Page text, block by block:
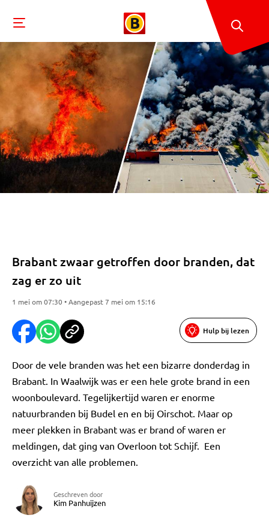
Brabant zwaar getroffen door branden, dat
zag er zo uit
1 mei om 07:30 • Aangepast 7 mei om 15:16
Hulp bij lezen
Door de vele branden was het een bizarre donderdag in
Brabant. In Waalwijk was er een hele grote brand in een
woonboulevard. Tegelijkertijd waren er enorme
natuurbranden bij Budel en en bij Oirschot. Maar op
meer plekken in Brabant was er brand of waren er
meldingen, dat ging van Overloon tot Schijf. Een
overzicht van alle problemen.
Geschreven door
Kim Panhuijzen